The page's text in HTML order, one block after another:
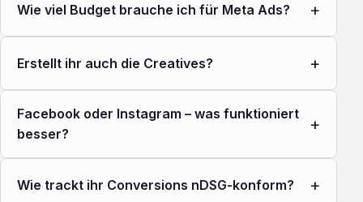
Wie viel Budget brauche ich für Meta Ads? +
Erstellt ihr auch die Creatives? +
Facebook oder Instagram – was funktioniert
besser?
+
Wie trackt ihr Conversions nDSG-konform? +